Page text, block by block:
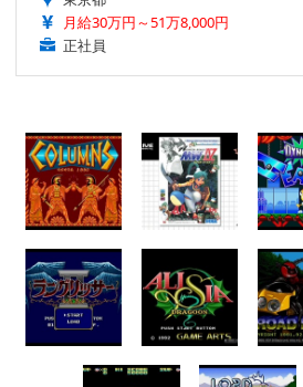
月給30万円～51万8,000円
正社員